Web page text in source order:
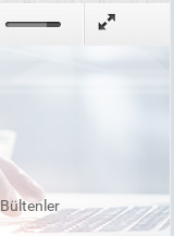
Bültenler